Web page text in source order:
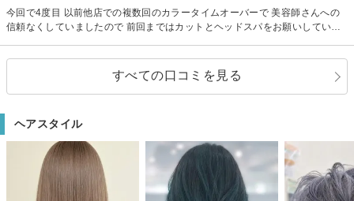
今回で4度目 以前他店での複数回のカラータイムオーバーで 美容師さんへの
信頼なくしていましたので 前回まではカットとヘッドスパをお願いしていま
たと思っています 毎回仕上がりにも満足していて お薦めできる美容師さんで
すべての口コミを見る
ヘアスタイル